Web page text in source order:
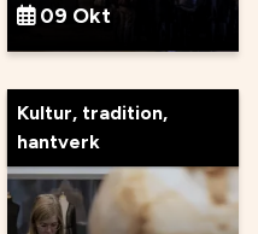
09 Okt
Kultur, tradition,
hantverk